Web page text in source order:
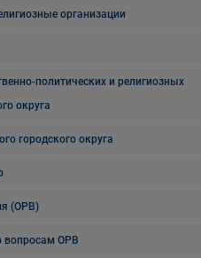
организации
политических и религиозных
округа
городского округа
(ОРВ)
вопросам ОРВ